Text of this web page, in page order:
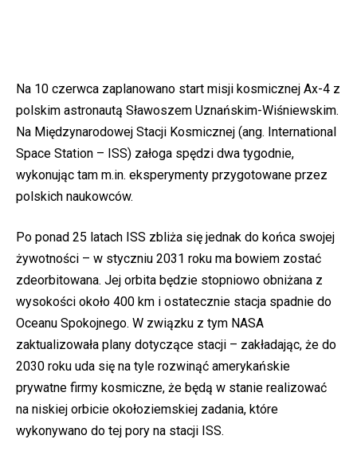
Na 10 czerwca zaplanowano start misji kosmicznej Ax-4 z
polskim astronautą Sławoszem Uznańskim-Wiśniewskim.
Na Międzynarodowej Stacji Kosmicznej (ang. International
Space Station – ISS) załoga spędzi dwa tygodnie,
wykonując tam m.in. eksperymenty przygotowane przez
polskich naukowców.
Po ponad 25 latach ISS zbliża się jednak do końca swojej
żywotności – w styczniu 2031 roku ma bowiem zostać
zdeorbitowana. Jej orbita będzie stopniowo obniżana z
wysokości około 400 km i ostatecznie stacja spadnie do
Oceanu Spokojnego. W związku z tym NASA
zaktualizowała plany dotyczące stacji – zakładając, że do
2030 roku uda się na tyle rozwinąć amerykańskie
prywatne firmy kosmiczne, że będą w stanie realizować
na niskiej orbicie okołoziemskiej zadania, które
wykonywano do tej pory na stacji ISS.